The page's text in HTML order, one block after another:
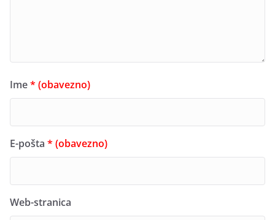
Ime* (obavezno)
E-pošta * (obavezno)
Web-stranica